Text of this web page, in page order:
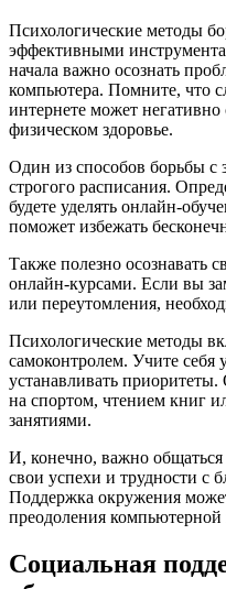
Психологические методы
эффективными
начала важно осознать
компьютера. Помните, что
интернете может негативно
физическом здоровье.
Один из способов борьбы с
строгого расписания.
будете уделять онлайн-
поможет избежать
Также полезно осознавать
онлайн-курсами. Если вы
или переутомления,
Психологические методы
самоконтролем. Учите себя
устанавливать
на спортом, чтением книг
занятиями.
И, конечно, важно
свои успехи и трудности с
Поддержка окружения
преодоления компьютерной
Социальная